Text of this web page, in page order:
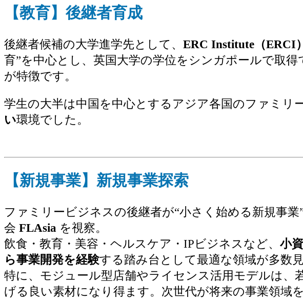
【教育】後継者育成
後継者候補の大学進学先として、 ERC Institute（ERCI）
育”を中心とし、英国大学の学位をシンガポールで取
が特徴です。
学生の大半は中国を中心とするアジア各国のファミリ
い環境でした。
【新規事業】新規事業探索
ファミリービジネスの後継者が“小さく始める新規事
会 FLAsia を視察。
飲食・教育・美容・ヘルスケア・IPビジネスなど、 小
ら事業開発を経験する踏み台として最適な領域が多数
特に、モジュール型店舗やライセンス活用モデルは、
げる良い素材になり得ます。次世代が将来の事業領域